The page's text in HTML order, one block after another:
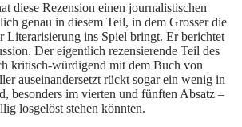
diese Rezension einen journalistischen
genau in diesem Teil, in dem Grosser die
Literarisierung ins Spiel bringt. Er berichtet
Der eigentlich rezensierende Teil des
kritisch-würdigend mit dem Buch von
auseinandersetzt rückt sogar ein wenig in
besonders im vierten und fünften Absatz –
losgelöst stehen könnten.